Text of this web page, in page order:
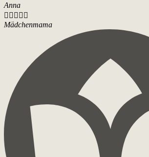
Anna
    
Mädchenmama